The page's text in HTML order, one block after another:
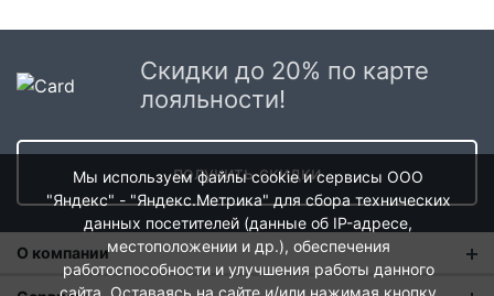
Скидки до 20% по карте
лояльности!
получить скидки
О компании
О нас
Мы используем файлы cookie и сервисы ООО
"Яндекс" - "Яндекс.Метрика" для сбора технических
данных посетителей (данные об IP-адресе,
местоположении и др.), обеспечения
работоспособности и улучшения работы данного
сайта. Оставаясь на сайте и/или нажимая кнопку